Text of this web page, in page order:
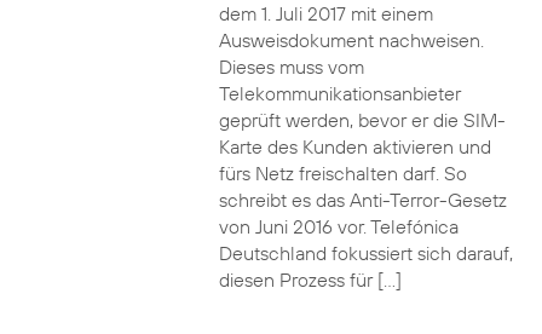
dem 1. Juli 2017 mit einem
Ausweisdokument nachweisen.
Dieses muss vom
Telekommunikationsanbieter
geprüft werden, bevor er die SIM-
Karte des Kunden aktivieren und
fürs Netz freischalten darf. So
schreibt es das Anti-Terror-Gesetz
von Juni 2016 vor. Telefónica
Deutschland fokussiert sich darauf,
diesen Prozess für […]